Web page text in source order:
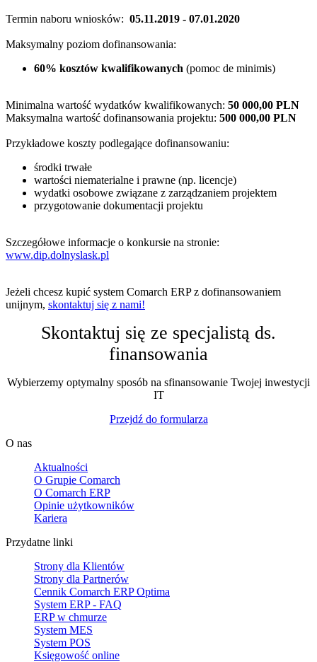
Termin naboru wniosków: 05.11.2019 - 07.01.2020
Maksymalny poziom dofinansowania:
60% kosztów kwalifikowanych (pomoc de minimis)
Minimalna wartość wydatków kwalifikowanych: 50 000,00 PLN
Maksymalna wartość dofinansowania projektu: 500 000,00 PLN
Przykładowe koszty podlegające dofinansowaniu:
środki trwałe
wartości niematerialne i prawne (np. licencje)
wydatki osobowe związane z zarządzaniem projektem
przygotowanie dokumentacji projektu
Szczegółowe informacje o konkursie na stronie:
www.dip.dolnyslask.pl
Jeżeli chcesz kupić system Comarch ERP z dofinansowaniem
unijnym, skontaktuj się z nami!
Skontaktuj się ze specjalistą ds.
finansowania
Wybierzemy optymalny sposób na sfinansowanie Twojej inwestycji
IT
Przejdź do formularza
O nas
Aktualności
O Grupie Comarch
O Comarch ERP
Opinie użytkowników
Kariera
Przydatne linki
Strony dla Klientów
Strony dla Partnerów
Cennik Comarch ERP Optima
System ERP - FAQ
ERP w chmurze
System MES
System POS
Księgowość online